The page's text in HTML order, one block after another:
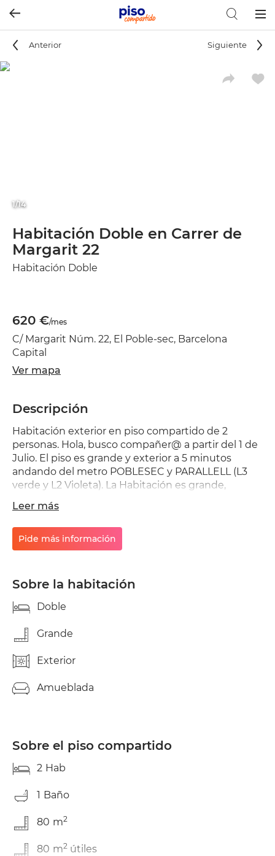
Anterior Siguiente
1/14
Habitación Doble en Carrer de
Margarit 22
Habitación Doble
620 €/mes
C/ Margarit Núm. 22, El Poble-sec, Barcelona
Capital
Ver mapa
Descripción
Habitación exterior en piso compartido de 2
personas. Hola, busco compañer@ a partir del 1 de
Julio. El piso es grande y exterior a 5 minutos
andando del metro POBLESEC y PARALLELL (L3
verde y L2 Violeta). La Habitación es grande,
grande armario, comoda y grande escritorio. Estoy
buscando una persona que trabaje (no remoto) y
que tenga entre 35 y 55 años. El piso es para
compartir solo conmigo. La idea es tener buena
CUENTAME cuantos años tienes, que trabajo, que
Leer más
Pide más información
Sobre la habitación
Doble
Grande
Exterior
Amueblada
Sobre el piso compartido
2 Hab
1 Baño
80 m2
80 m2 útiles